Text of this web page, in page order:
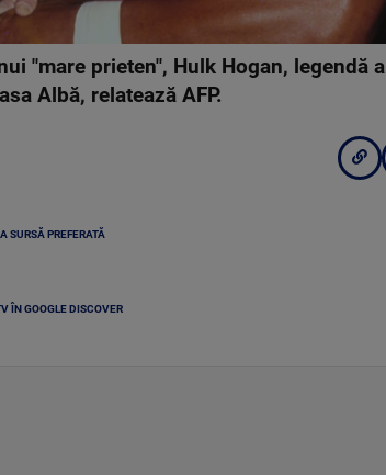
"mare prieten", Hulk Hogan, legendă a
Albă, relatează AFP.
SURSĂ PREFERATĂ
ÎN GOOGLE DISCOVER